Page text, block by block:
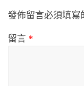
發佈留言必須填寫
留言 *